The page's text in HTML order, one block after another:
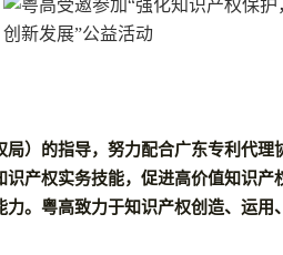
）的指导，努力配合广东专利代
产权实务技能，促进高价值知识
。粤高致力于知识产权创造、运